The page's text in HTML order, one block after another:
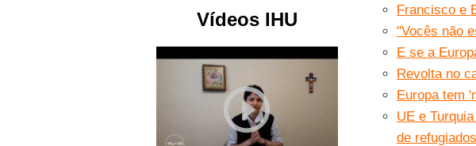
Vídeos IHU
play_circle_outline
Francisco e
"Vocês não
E se a
Revolta no
Europa tem
UE e
de refugiados